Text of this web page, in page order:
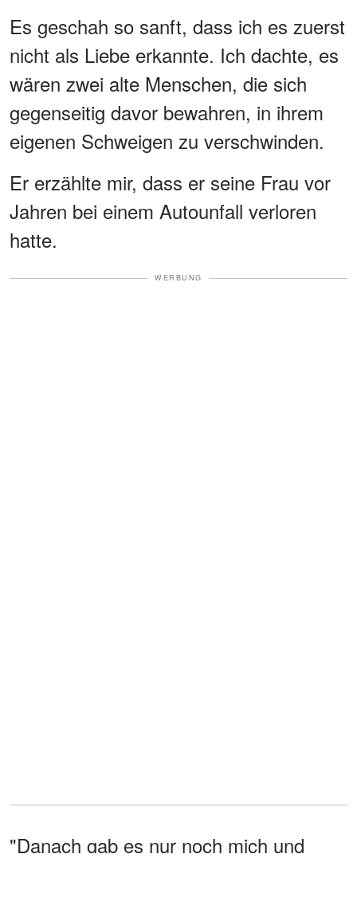
Es geschah so sanft, dass ich es zuerst
nicht als Liebe erkannte. Ich dachte, es
wären zwei alte Menschen, die sich
gegenseitig davor bewahren, in ihrem
eigenen Schweigen zu verschwinden.
Er erzählte mir, dass er seine Frau vor
Jahren bei einem Autounfall verloren
hatte.
WERBUNG
"Danach gab es nur noch mich und